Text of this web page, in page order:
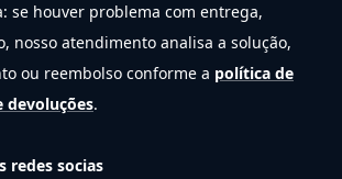
se houver problema com entrega,
nosso atendimento analisa a solução,
ou reembolso conforme a política de
devoluções.
redes socias